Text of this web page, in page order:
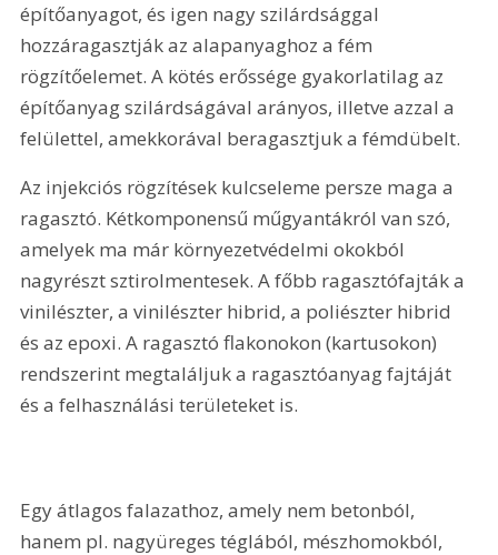
építőanyagot, és igen nagy szilárdsággal
hozzáragasztják az alapanyaghoz a fém
rögzítőelemet. A kötés erőssége gyakorlatilag az
építőanyag szilárdságával arányos, illetve azzal a
felülettel, amekkorával beragasztjuk a fémdübelt.
Az injekciós rögzítések kulcseleme persze maga a
ragasztó. Kétkomponensű műgyantákról van szó,
amelyek ma már környezetvédelmi okokból
nagyrészt sztirolmentesek. A főbb ragasztófajták a
vinilészter, a vinilészter hibrid, a poliészter hibrid
és az epoxi. A ragasztó flakonokon (kartusokon)
rendszerint megtaláljuk a ragasztóanyag fajtáját
és a felhasználási területeket is.
Egy átlagos falazathoz, amely nem betonból,
hanem pl. nagyüreges téglából, mészhomokból,